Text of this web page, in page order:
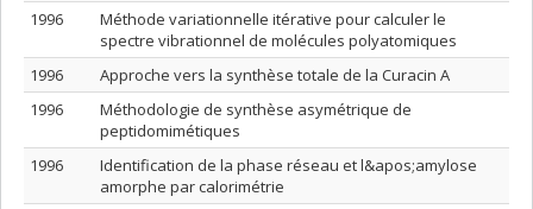
1996
Méthode variationnelle itérative pour calculer le
spectre vibrationnel de molécules polyatomiques
1996
Approche vers la synthèse totale de la Curacin A
1996
Méthodologie de synthèse asymétrique de
peptidomimétiques
1996
Identification de la phase réseau et l&apos;amylose
amorphe par calorimétrie